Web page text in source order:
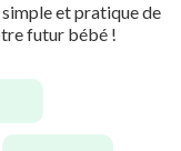
et pratique de
futur bébé !